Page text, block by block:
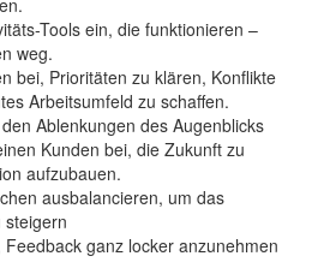
Tools ein, die funktionieren –
weg.
bei, Prioritäten zu klären, Konflikte
Arbeitsumfeld zu schaffen.
Ablenkungen des Augenblicks
Kunden bei, die Zukunft zu
aufzubauen.
ausbalancieren, um das
steigern
ganz locker anzunehmen